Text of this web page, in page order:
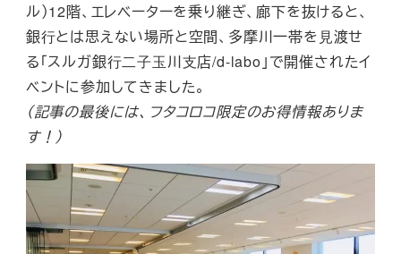
ル）12階、エレベーターを乗り継ぎ、廊下を抜けると、
銀⾏とは思えない場所と空間、多摩川一帯を⾒渡せ
る「スルガ銀⾏⼆⼦⽟川⽀店/d-labo」で開催されたイ
ベントに参加してきました。
（記事の最後には、フタコロコ限定のお得情報ありま
す！）